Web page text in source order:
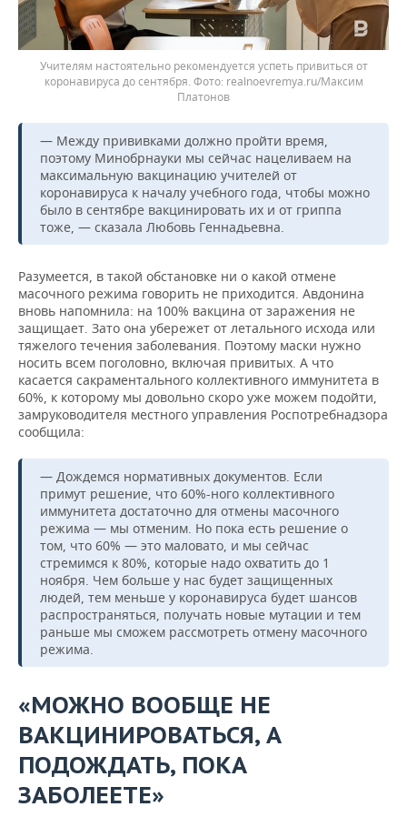
Учителям настоятельно рекомендуется успеть привиться от
коронавируса до сентября.
realnoevremya.ru/Максим
Платонов
— Между прививками должно пройти время,
поэтому Минобрнауки мы сейчас нацеливаем на
максимальную вакцинацию учителей от
коронавируса к началу учебного года, чтобы можно
было в сентябре вакцинировать их и от гриппа
тоже, — сказала Любовь Геннадьевна.
Разумеется, в такой обстановке ни о какой отмене
масочного режима говорить не приходится. Авдонина
вновь напомнила: на 100% вакцина от заражения не
защищает. Зато она убережет от летального исхода или
тяжелого течения заболевания. Поэтому маски нужно
носить всем поголовно, включая привитых. А что
касается сакраментального коллективного иммунитета в
60%, к которому мы довольно скоро уже можем подойти,
замруководителя местного управления Роспотребнадзора
сообщила:
— Дождемся нормативных документов. Если
примут решение, что 60%-ного коллективного
иммунитета достаточно для отмены масочного
режима — мы отменим. Но пока есть решение о
том, что 60% — это маловато, и мы сейчас
стремимся к 80%, которые надо охватить до 1
ноября. Чем больше у нас будет защищенных
людей, тем меньше у коронавируса будет шансов
распространяться, получать новые мутации и тем
раньше мы сможем рассмотреть отмену масочного
режима.
«МОЖНО ВООБЩЕ НЕ
ВАКЦИНИРОВАТЬСЯ, А
ПОДОЖДАТЬ, ПОКА
ЗАБОЛЕЕТЕ»